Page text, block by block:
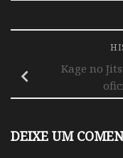
Kage no
DEIXE UM